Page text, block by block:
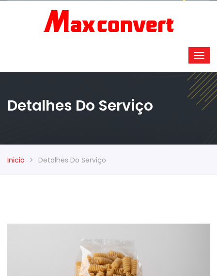
Detalhes Do Serviço
Inicio Detalhes Do Serviço